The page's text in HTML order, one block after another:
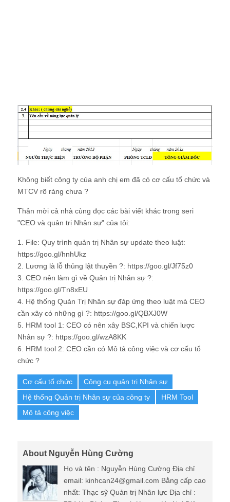
5. HRM tool 1: CEO có nên xây BSC,KPI và chiến lược
Nhân sự ?: https://goo.gl/wzA8KK
6. HRM tool 2: CEO cần có Mô tả công việc và cơ cấu tổ
chức ?
Hệ thống Quản trị Nhân sự của công ty
About Nguyễn Hùng Cường
Họ và tên : Nguyễn Hùng Cường Địa chỉ
email: kinhcan24@gmail.com Bằng cấp cao
nhất: Thạc sỹ Quản trị Nhân lực Địa chỉ :
7B4 Ha Dinh – Thanh Xuan – Ha Noi Điện
thoại : 0988 833 616 Cấp bậc hiện tại: Leader (CEO/ Tư
vấn Hệ thống Quản trị Nhân sự) Năm kinh nghiệm: > 10
Năm Ngành nghề: Nhân sự Nơi làm việc: Hà Nội hoặc
Hồ Chí Minh
View all posts by Nguyễn Hùng Cường→
Related Posts
Cách xây dựng hệ thống Quản trị doanh
nghiệp...
August 17, 2024
mối q...
June 24, 2018
Nguyễn Hùng Cường
Cách quản lý nhân viên để đạt hiệu quả